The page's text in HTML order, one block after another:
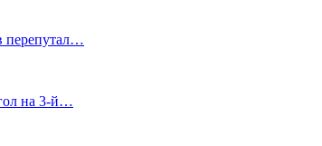
перепутал…
на 3‑й…